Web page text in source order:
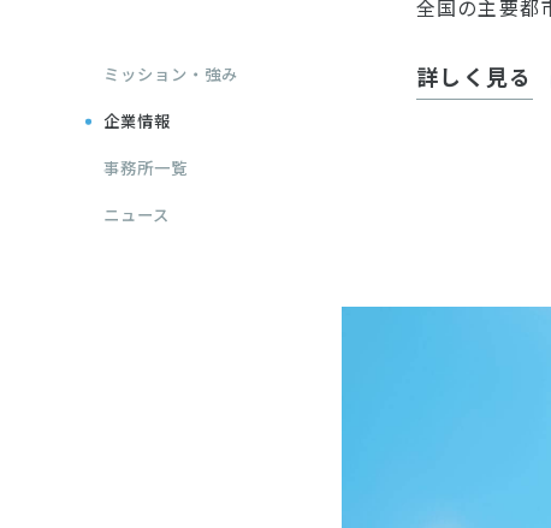
ミッション・強み
企業情報
事務所一覧
ニュース
全国の主要都
詳しく見る